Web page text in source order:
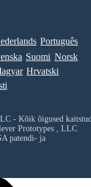
Português
Suomi Norsk
Hrvatski
- Kõik õigused
Prototypes , LLC
patendi- ja